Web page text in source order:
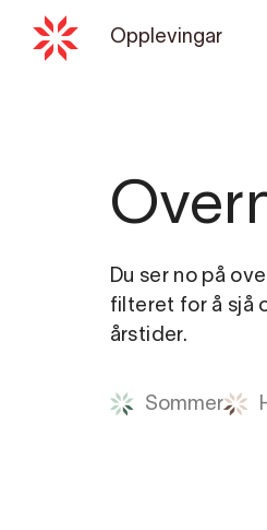
Opplevingar
Du ser no på
filteret for å sjå
årstider.
Sommer